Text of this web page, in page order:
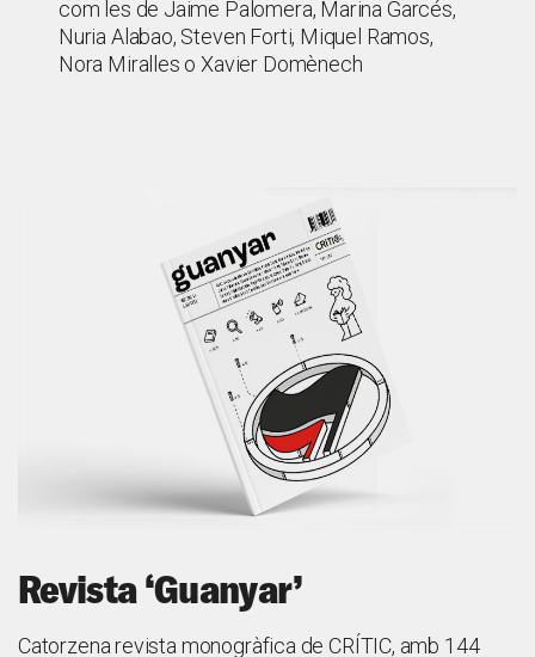
com les de Jaime Palomera, Marina Garcés,
Nuria Alabao, Steven Forti, Miquel Ramos,
Nora Miralles o Xavier Domènech
Revista ‘Guanyar’
Catorzena revista monogràfica de CRÍTIC, amb 144